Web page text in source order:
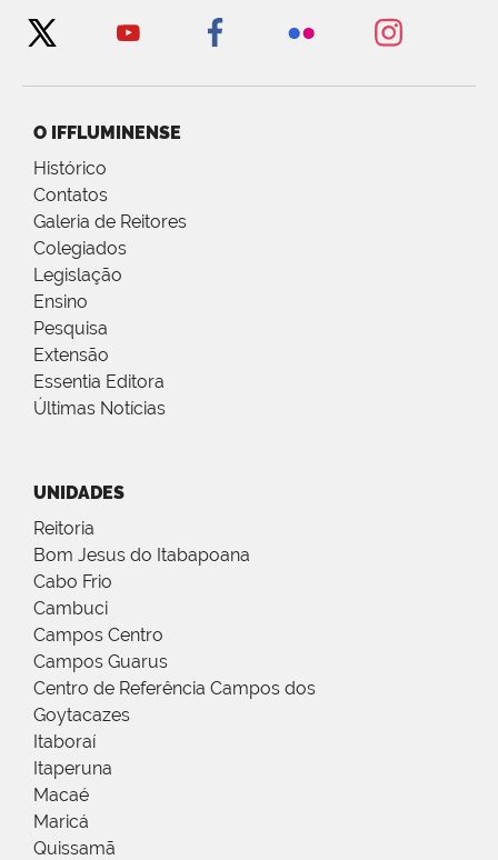
O IFFLUMINENSE
Histórico
Contatos
Galeria de Reitores
Colegiados
Legislação
Ensino
Pesquisa
Extensão
Essentia Editora
Últimas Notícias
UNIDADES
Reitoria
Bom Jesus do Itabapoana
Cabo Frio
Cambuci
Campos Centro
Campos Guarus
Centro de Referência Campos dos
Goytacazes
Itaboraí
Itaperuna
Macaé
Maricá
Quissamã